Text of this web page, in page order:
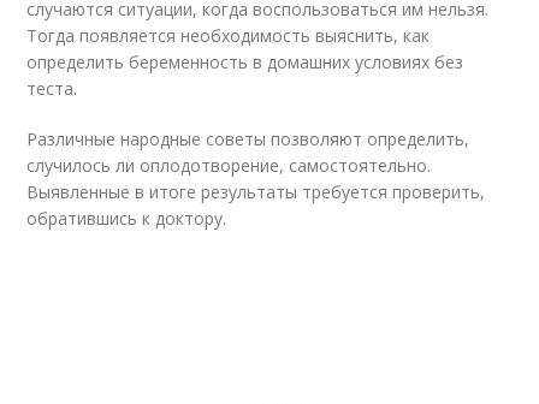
случаются ситуации, когда воспользоваться им нельзя.
Тогда появляется необходимость выяснить, как
определить беременность в домашних условиях без
теста.
Различные народные советы позволяют определить,
случилось ли оплодотворение, самостоятельно.
Выявленные в итоге результаты требуется проверить,
обратившись к доктору.